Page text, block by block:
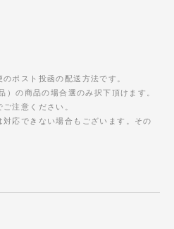
ポスト投函の配送方法です。
の商品の場合選のみ択下頂けます。
注意ください。
応できない場合もございます。その